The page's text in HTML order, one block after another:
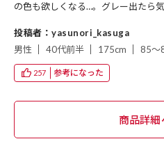
の色も欲しくなる…。グレー出たら
投稿者：yasunori_kasuga
男性
40代前半 175cm 85～
257 参考になった